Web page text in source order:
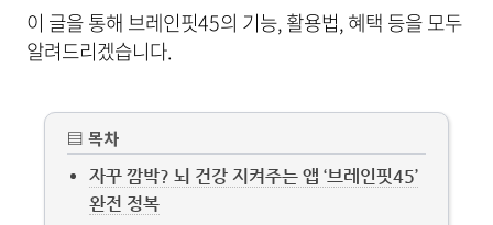
이 글을 통해 브레인핏45의 기능, 활용법, 혜택 등을 모두
알려드리겠습니다.
▤ 목차
자꾸 깜박? 뇌 건강 지켜주는 앱 ‘브레인핏45’
완전 정복